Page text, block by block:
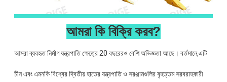
আমরা কি বিক্রি করব?
আমরা ব্যবহৃত নির্মাণ যন্ত্রপাতি ক্ষেত্রে 20 বছরেরও বেশি অভিজ্ঞতা আছে। বর্তমানে,এটি
চীন এবং এমনকি বিশ্বের দ্বিতীয় হাতের যন্ত্রপাতি ও সরঞ্জামগুলির বৃহত্তম সরবরাহকারী